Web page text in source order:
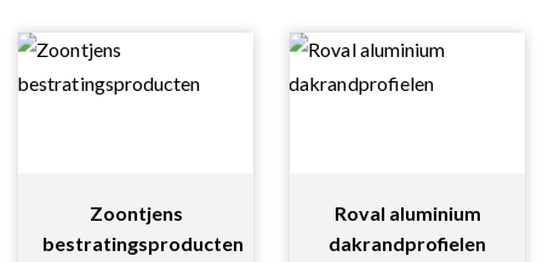
Zoontjens
bestratingsproducten
Roval aluminium
dakrandprofielen